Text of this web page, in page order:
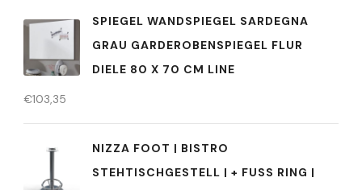
SPIEGEL WANDSPIEGEL SARDEGNA
GRAU GARDEROBENSPIEGEL FLUR
DIELE 80 X 70 CM LINE
€103,35
NIZZA FOOT | BISTRO
STEHTISCHGESTELL | + FUSS RING | Ø